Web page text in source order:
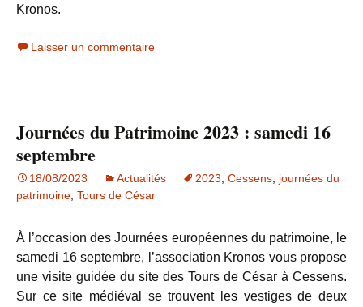
Kronos.
Laisser un commentaire
Journées du Patrimoine 2023 : samedi 16
septembre
18/08/2023 Actualités 2023 Cessens journées du
patrimoine Tours de César
À l’occasion des Journées européennes du patrimoine, le
samedi 16 septembre, l’association Kronos vous propose
une visite guidée du site des Tours de César à Cessens.
Sur ce site médiéval se trouvent les vestiges de deux